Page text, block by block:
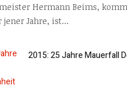
Hermann Beims,
jener Jahre, ist...
2015: 25 Jahre Mauerfall